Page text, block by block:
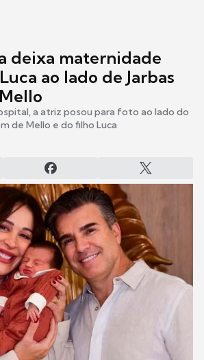
deixa maternidade
ao lado de Jarbas
a atriz posou para foto ao lado do
de Mello e do filho Luca